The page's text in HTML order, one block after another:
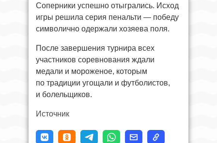
Соперники успешно отыгрались. Исход
игры решила серия пенальти — победу
символично одержали хозяева поля.
После завершения турнира всех
участников соревнования ждали
медали и мороженое, которым
по традиции угощали и футболистов,
и болельщиков.
Источник